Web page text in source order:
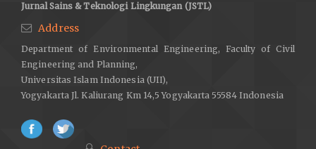
Jurnal Sains & Teknologi Lingkungan (JSTL)
Address
Department of Environmental Engineering, Faculty of Civil
Engineering and Planning,
Universitas Islam Indonesia (UII),
Yogyakarta Jl. Kaliurang Km 14,5 Yogyakarta 55584 Indonesia